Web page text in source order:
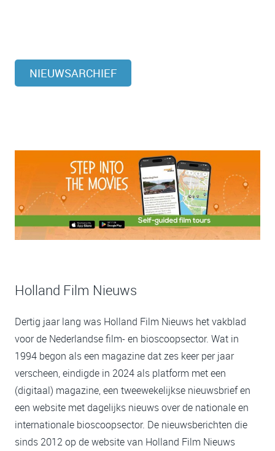
NIEUWSARCHIEF
Holland Film Nieuws
Dertig jaar lang was Holland Film Nieuws het vakblad
voor de Nederlandse film- en bioscoopsector. Wat in
1994 begon als een magazine dat zes keer per jaar
verscheen, eindigde in 2024 als platform met een
(digitaal) magazine, een tweewekelijkse nieuwsbrief en
een website met dagelijks nieuws over de nationale en
internationale bioscoopsector. De nieuwsberichten die
sinds 2012 op de website van Holland Film Nieuws